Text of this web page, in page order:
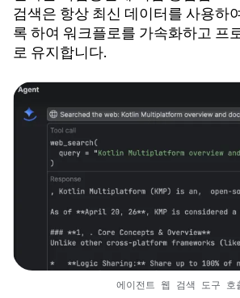
검색은 항상 최신 데이터를 사용하
록 하여 워크플로를 가속화하고 프
로 유지합니다.
에이전트 웹 검색 도구 호